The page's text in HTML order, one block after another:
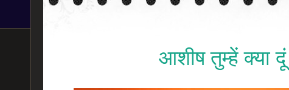
आशीष तुम्हें क्या